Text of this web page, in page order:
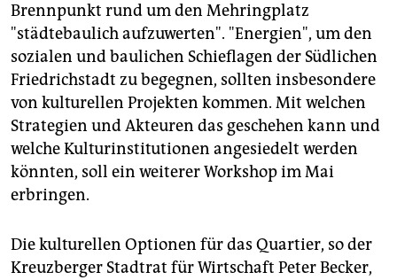
Brennpunkt rund um den Mehringplatz
"städtebaulich aufzuwerten". "Energien", um den
sozialen und baulichen Schieflagen der Südlichen
Friedrichstadt zu begegnen, sollten insbesondere
von kulturellen Projekten kommen. Mit welchen
Strategien und Akteuren das geschehen kann und
welche Kulturinstitutionen angesiedelt werden
könnten, soll ein weiterer Workshop im Mai
erbringen.
Die kulturellen Optionen für das Quartier, so der
Kreuzberger Stadtrat für Wirtschaft Peter Becker,